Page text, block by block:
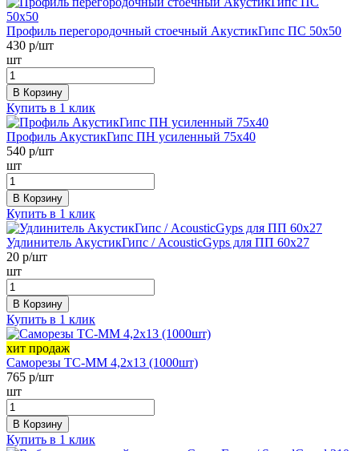
Профиль перегородочный стоечный АкустикГипс ПС 50х50
430 р/шт
шт
В Корзину
Купить в 1 клик
Профиль АкустикГипс ПН усиленный 75х40
540 р/шт
шт
В Корзину
Купить в 1 клик
Удлинитель АкустикГипс / AcousticGyps для ПП 60х27
20 р/шт
шт
В Корзину
Купить в 1 клик
хит продаж
Саморезы ТС-ММ 4,2х13 (1000шт)
765 р/шт
шт
В Корзину
Купить в 1 клик